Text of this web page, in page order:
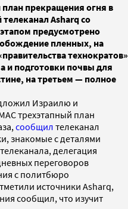
прекращения огня в
Asharq со
предусмотрено
пленных, на
технократов»
и подготовки почвы для
на третьем — полное
Израилю и
трехэтапный план
сообщил телеканал
знакомые с деталями
делегация
переговоров
с политбюро
источники Asharq,
сообщил, что изучит